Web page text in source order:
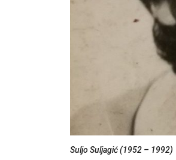
Suljo Suljagić (1952 – 1992)